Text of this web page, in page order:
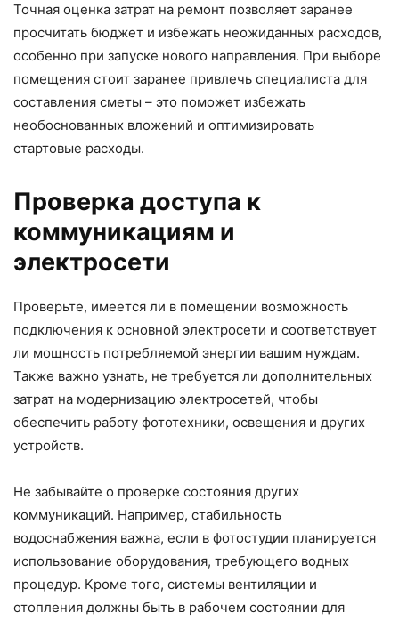
Точная оценка затрат на ремонт позволяет заранее
просчитать бюджет и избежать неожиданных расходов,
особенно при запуске нового направления. При выборе
помещения стоит заранее привлечь специалиста для
составления сметы – это поможет избежать
необоснованных вложений и оптимизировать
стартовые расходы.
Проверка доступа к
коммуникациям и
электросети
Проверьте, имеется ли в помещении возможность
подключения к основной электросети и соответствует
ли мощность потребляемой энергии вашим нуждам.
Также важно узнать, не требуется ли дополнительных
затрат на модернизацию электросетей, чтобы
обеспечить работу фототехники, освещения и других
устройств.
Не забывайте о проверке состояния других
коммуникаций. Например, стабильность
водоснабжения важна, если в фотостудии планируется
использование оборудования, требующего водных
процедур. Кроме того, системы вентиляции и
отопления должны быть в рабочем состоянии для